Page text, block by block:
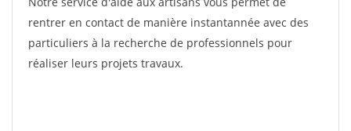
rentrer en contact de manière instantannée avec des
particuliers à la recherche de professionnels pour
réaliser leurs projets travaux.